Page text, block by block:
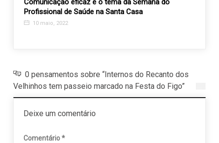
Comunicação eficaz é o tema da Semana do
Profissional de Saúde na Santa Casa
10 maio, 2022
0 pensamentos sobre “Internos do Recanto dos
Velhinhos tem passeio marcado na Festa do Figo”
Deixe um comentário
Comentário*